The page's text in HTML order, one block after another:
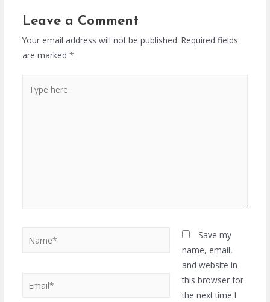
Leave a Comment
Your email address will not be published. Required fields
are marked *
here..
Save my
name, email,
and website in
this browser for
the next time I